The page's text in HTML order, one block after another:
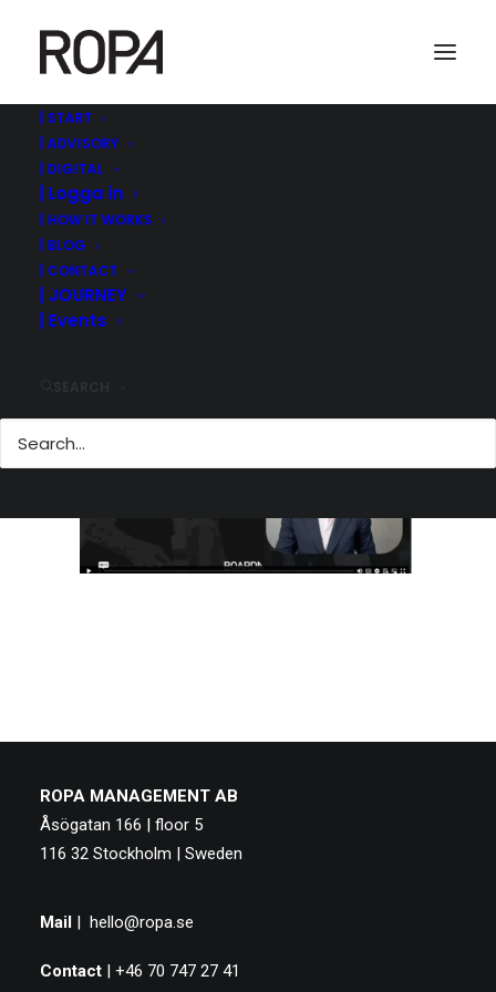
| START
| ADVISORY
| DIGITAL
| Logga in
| HOW IT WORKS
| BLOG
| CONTACT
| JOURNEY
| Events
| Det som spelar roll nu inför Q1 rapporten
ROPA MANAGEMENT AB
Åsögatan 166 | floor 5
116 32 Stockholm | Sweden
Mail | hello@ropa.se
Contact | +46 70 747 27 41